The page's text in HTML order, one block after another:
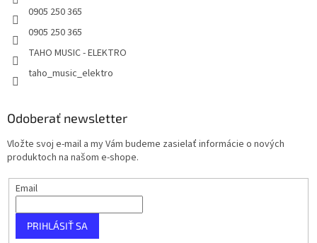
0905 250 365
0905 250 365
TAHO MUSIC - ELEKTRO
taho_music_elektro
Odoberať newsletter
Vložte svoj e-mail a my Vám budeme zasielať informácie o nových
produktoch na našom e-shope.
Email
PRIHLÁSIŤ SA